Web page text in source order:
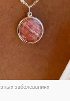
заболеваниях